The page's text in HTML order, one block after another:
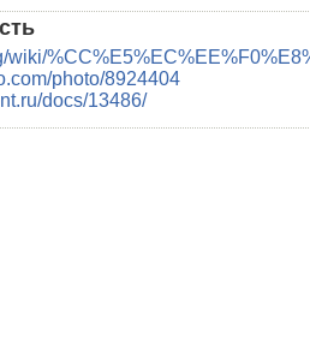
wiki/
photo/8924404
docs/13486/